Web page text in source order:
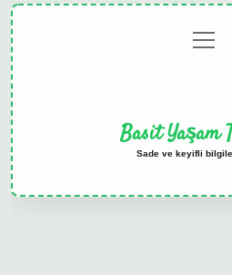
menüyü
aç
Basit Yaşam
Sade ve keyifli